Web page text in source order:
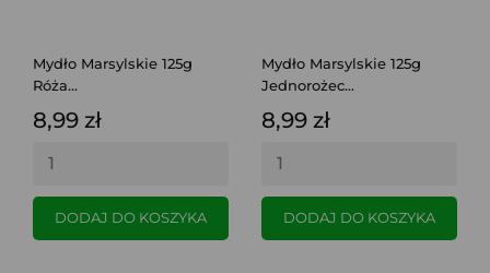
Mydło Marsylskie 125g
Róża...
8,99 zł
DODAJ DO KOSZYKA
Mydło Marsylskie 125g
Jednorożec...
8,99 zł
DODAJ DO KOSZYKA